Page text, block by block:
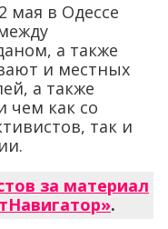
мая в Одессе
а также
и местных
а также
чем как со
так и
за материал
.